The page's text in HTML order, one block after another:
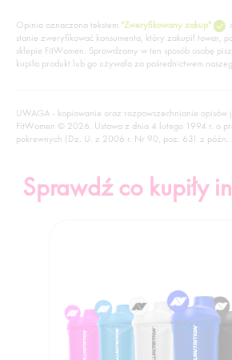
Opinia oznaczona tekstem "Zweryfikowany zakup"
stanie zweryfikować konsumenta, który zakupił towar,
sklepie FitWomen. Sprawdzamy w ten sposób osobę
kupiła produkt lub go używała za pośrednictwem
UWAGA - kopiowanie oraz rozpowszechnianie opisów
FitWomen © 2026. Ustawa z dnia 4 lutego 1994 r. o
pokrewnych (Dz. U. z 2006 r. Nr 90, poz. 631 z późn.
Sprawdź co kupiły